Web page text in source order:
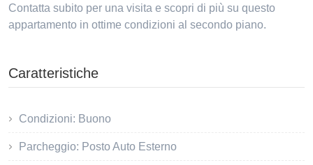
Contatta subito per una visita e scopri di più su questo
appartamento in ottime condizioni al secondo piano.
Caratteristiche
Condizioni: Buono
Parcheggio: Posto Auto Esterno